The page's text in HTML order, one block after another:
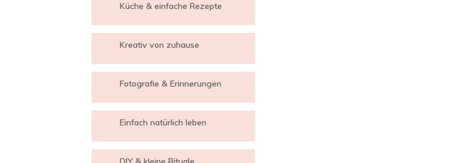
Küche & einfache Rezepte
Kreativ von zuhause
Fotografie & Erinnerungen
Einfach natürlich leben